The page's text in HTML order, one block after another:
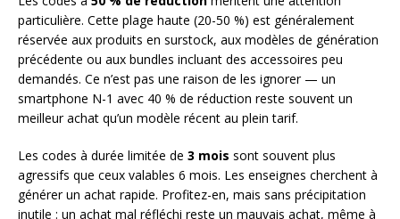
particulière. Cette plage haute (20-50 %) est généralement
réservée aux produits en surstock, aux modèles de génération
précédente ou aux bundles incluant des accessoires peu
demandés. Ce n’est pas une raison de les ignorer — un
smartphone N-1 avec 40 % de réduction reste souvent un
meilleur achat qu’un modèle récent au plein tarif.
Les codes à durée limitée de 3 mois sont souvent plus
agressifs que ceux valables 6 mois. Les enseignes cherchent à
générer un achat rapide. Profitez-en, mais sans précipitation
inutile : un achat mal réfléchi reste un mauvais achat, même à